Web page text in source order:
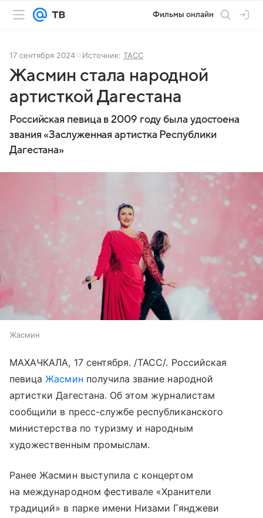
Фильмы онлайн
17 сентября 2024 Источник: ТАСС
Жасмин стала народной
артисткой Дагестана
Российская певица в 2009 году была удостоена
звания «Заслуженная артистка Республики
Дагестана»
Жасмин
МАХАЧКАЛА, 17 сентября. /ТАСС/. Российская
певицаЖасмин получила звание народной
артистки Дагестана. Об этом журналистам
сообщили в пресс-службе республиканского
министерства по туризму и народным
художественным промыслам.
Ранее Жасмин выступила с концертом
на международном фестивале «Хранители
традиций» в парке имени Низами Гянджеви